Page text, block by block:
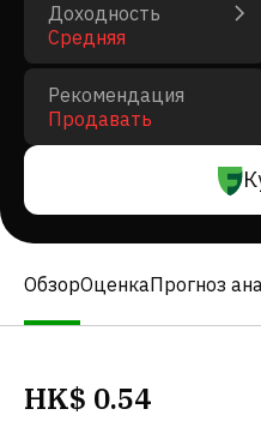
Доходность
Средняя
Рекомендация
Продавать
ОбзорОценкаПрогноз
HK$ 0.54